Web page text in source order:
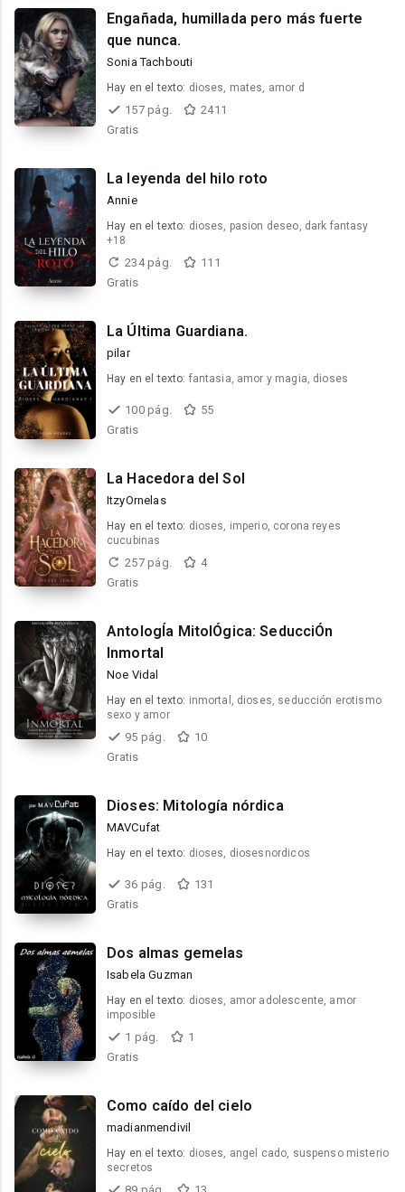
Engañada, humillada pero más fuerte
que nunca.
Sonia Tachbouti
Hay en el texto: dioses, mates, amor d
157 pág.
2411
Gratis
La leyenda del hilo roto
Annie
Hay en el texto: dioses, pasion deseo, dark fantasy
+18
234 pág.
111
Gratis
La Última Guardiana.
pilar
Hay en el texto: fantasia, amor y magia, dioses
100 pág.
55
Gratis
La Hacedora del Sol
ItzyOrnelas
Hay en el texto: dioses, imperio, corona reyes
cucubinas
257 pág.
4
Gratis
AntologÍa MitolÓgica: SeducciÓn
Inmortal
Noe Vidal
Hay en el texto: inmortal, dioses, seducción erotismo
sexo y amor
95 pág.
10
Gratis
Dioses: Mitología nórdica
MAVCufat
Hay en el texto: dioses, diosesnordicos
36 pág.
131
Gratis
Dos almas gemelas
Isabela Guzman
Hay en el texto: dioses, amor adolescente, amor
imposible
1 pág.
1
Gratis
Como caído del cielo
madianmendivil
Hay en el texto: dioses, angel cado, suspenso misterio
secretos